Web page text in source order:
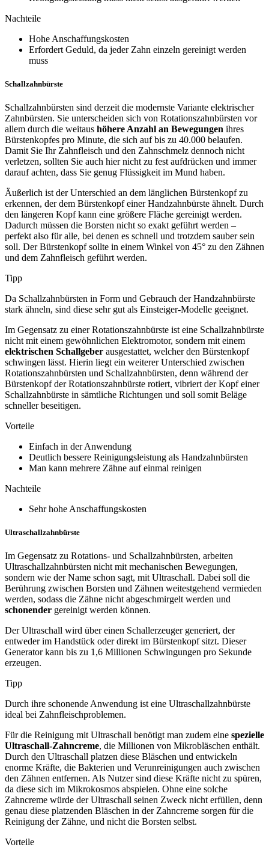
Nachteile
Hohe Anschaffungskosten
Erfordert Geduld, da jeder Zahn einzeln gereinigt werden
muss
Schallzahnbürste
Schallzahnbürsten sind derzeit die modernste Variante elektrischer
Zahnbürsten. Sie unterscheiden sich von Rotationszahnbürsten vor
allem durch die weitaus höhere Anzahl an Bewegungen ihres
Bürstenkopfes pro Minute, die sich auf bis zu 40.000 belaufen.
Damit Sie Ihr Zahnfleisch und den Zahnschmelz dennoch nicht
verletzen, sollten Sie auch hier nicht zu fest aufdrücken und immer
darauf achten, dass Sie genug Flüssigkeit im Mund haben.
Äußerlich ist der Unterschied an dem länglichen Bürstenkopf zu
erkennen, der dem Bürstenkopf einer Handzahnbürste ähnelt. Durch
den längeren Kopf kann eine größere Fläche gereinigt werden.
Dadurch müssen die Borsten nicht so exakt geführt werden –
perfekt also für alle, bei denen es schnell und trotzdem sauber sein
soll. Der Bürstenkopf sollte in einem Winkel von 45° zu den Zähnen
und dem Zahnfleisch geführt werden.
Tipp
Da Schallzahnbürsten in Form und Gebrauch der Handzahnbürste
stark ähneln, sind diese sehr gut als Einsteiger-Modelle geeignet.
Im Gegensatz zu einer Rotationszahnbürste ist eine Schallzahnbürste
nicht mit einem gewöhnlichen Elektromotor, sondern mit einem
elektrischen Schallgeber ausgestattet, welcher den Bürstenkopf
schwingen lässt. Hierin liegt ein weiterer Unterschied zwischen
Rotationszahnbürsten und Schallzahnbürsten, denn während der
Bürstenkopf der Rotationszahnbürste rotiert, vibriert der Kopf einer
Schallzahnbürste in sämtliche Richtungen und soll somit Beläge
schneller beseitigen.
Vorteile
Einfach in der Anwendung
Deutlich bessere Reinigungsleistung als Handzahnbürsten
Man kann mehrere Zähne auf einmal reinigen
Nachteile
Sehr hohe Anschaffungskosten
Ultraschallzahnbürste
Im Gegensatz zu Rotations- und Schallzahnbürsten, arbeiten
Ultraschallzahnbürsten nicht mit mechanischen Bewegungen,
sondern wie der Name schon sagt, mit Ultraschall. Dabei soll die
Berührung zwischen Borsten und Zähnen weitestgehend vermieden
werden, sodass die Zähne nicht abgeschmirgelt werden und
schonender gereinigt werden können.
Der Ultraschall wird über einen Schallerzeuger generiert, der
entweder im Handstück oder direkt im Bürstenkopf sitzt. Dieser
Generator kann bis zu 1,6 Millionen Schwingungen pro Sekunde
erzeugen.
Tipp
Durch ihre schonende Anwendung ist eine Ultraschallzahnbürste
ideal bei Zahnfleischproblemen.
Für die Reinigung mit Ultraschall benötigt man zudem eine spezielle
Ultraschall-Zahncreme, die Millionen von Mikrobläschen enthält.
Durch den Ultraschall platzen diese Bläschen und entwickeln
enorme Kräfte, die Bakterien und Verunreinigungen auch zwischen
den Zähnen entfernen. Als Nutzer sind diese Kräfte nicht zu spüren,
da diese sich im Mikrokosmos abspielen. Ohne eine solche
Zahncreme würde der Ultraschall seinen Zweck nicht erfüllen, denn
genau diese platzenden Bläschen in der Zahncreme sorgen für die
Reinigung der Zähne, und nicht die Borsten selbst.
Vorteile